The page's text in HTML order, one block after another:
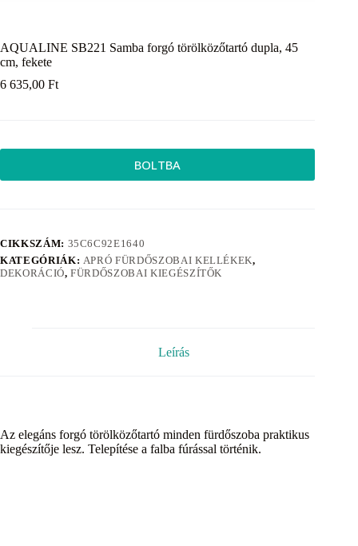
AQUALINE SB221 Samba forgó törölközőtartó dupla, 45
cm, fekete
6 635,00 Ft
BOLTBA
CIKKSZÁM: 35C6C92E1640
KATEGÓRIÁK: APRÓ FÜRDŐSZOBAI KELLÉKEK,
DEKORÁCIÓ,FÜRDŐSZOBAI KIEGÉSZÍTŐK
Leírás
Az elegáns forgó törölközőtartó minden fürdőszoba praktikus
kiegészítője lesz. Telepítése a falba fúrással történik.